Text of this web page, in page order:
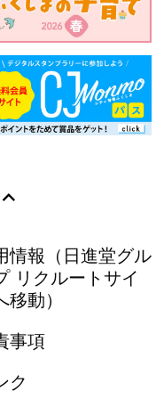
情報（日進堂グル
リクルートサイ
移動）
事項
ク